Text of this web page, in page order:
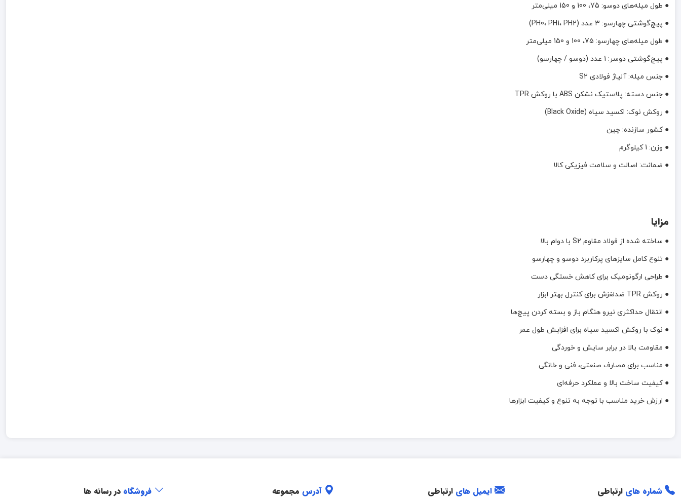
● طول میله‌های دوسو: 75، 100 و 150 میلی‌متر
● پیچ‌گوشتی چهارسو: 3 عدد (PH0، PH1، PH2)
● طول میله‌های چهارسو: 75، 100 و 150 میلی‌متر
● پیچ‌گوشتی دوسر: 1 عدد (دوسو / چهارسو)
● جنس میله: آلیاژ فولادی S2
● جنس دسته: پلاستیک نشکن ABS با روکش TPR
● روکش نوک: اکسید سیاه (Black Oxide)
● کشور سازنده: چین
● وزن: 1 کیلوگرم
● ضمانت: اصالت و سلامت فیزیکی کالا
مزایا
● ساخته شده از فولاد مقاوم S2 با دوام بالا
● تنوع کامل سایزهای پرکاربرد دوسو و چهارسو
● طراحی ارگونومیک برای کاهش خستگی دست
● روکش TPR ضدلغزش برای کنترل بهتر ابزار
● انتقال حداکثری نیرو هنگام باز و بسته کردن پیچ‌ها
● نوک با روکش اکسید سیاه برای افزایش طول عمر
● مقاومت بالا در برابر سایش و خوردگی
● مناسب برای مصارف صنعتی، فنی و خانگی
● کیفیت ساخت بالا و عملکرد حرفه‌ای
● ارزش خرید مناسب با توجه به تنوع و کیفیت ابزارها
شماره های ارتباطی ایمیل های ارتباطی آدرس مجموعه فروشگاه در رسانه ها